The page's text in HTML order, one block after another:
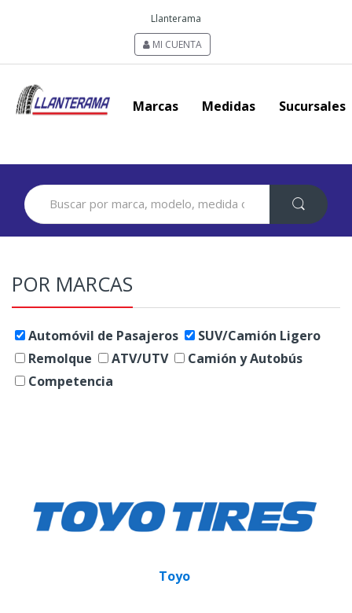
Llanterama
MI CUENTA
Marcas Medidas Sucursales
Search
for:
POR MARCAS
Automóvil de Pasajeros
SUV/Camión Ligero
Remolque
ATV/UTV
Camión y Autobús
Competencia
Toyo